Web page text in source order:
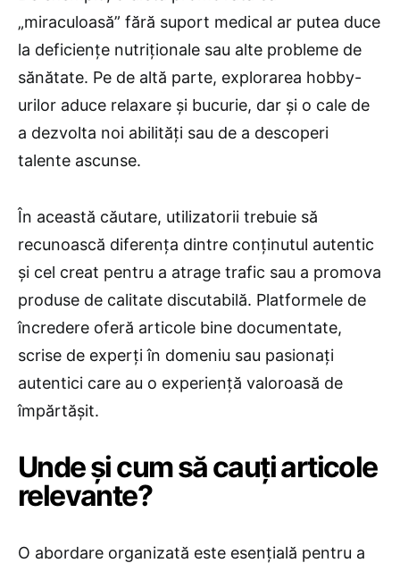
„miraculoasă” fără suport medical ar putea duce
la deficiențe nutriționale sau alte probleme de
sănătate. Pe de altă parte, explorarea hobby-
urilor aduce relaxare și bucurie, dar și o cale de
a dezvolta noi abilități sau de a descoperi
talente ascunse.
În această căutare, utilizatorii trebuie să
recunoască diferența dintre conținutul autentic
și cel creat pentru a atrage trafic sau a promova
produse de calitate discutabilă. Platformele de
încredere oferă articole bine documentate,
scrise de experți în domeniu sau pasionați
autentici care au o experiență valoroasă de
împărtășit.
Unde și cum să cauți articole
relevante?
O abordare organizată este esențială pentru a